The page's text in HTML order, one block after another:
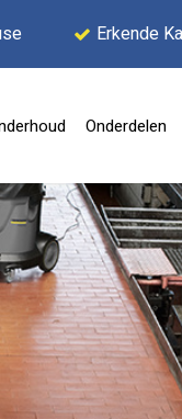
Erkende
Onderdelen